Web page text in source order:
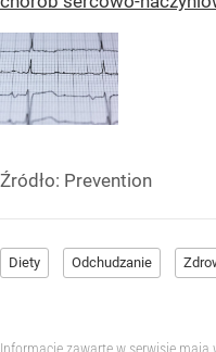
Źródło: Prevention
Diety Odchudzanie